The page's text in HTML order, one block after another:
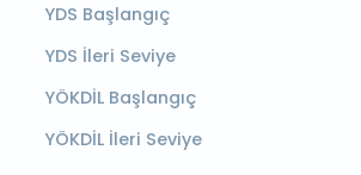
YDS Başlangıç
YDS İleri Seviye
YÖKDİL Başlangıç
YÖKDİL İleri Seviye